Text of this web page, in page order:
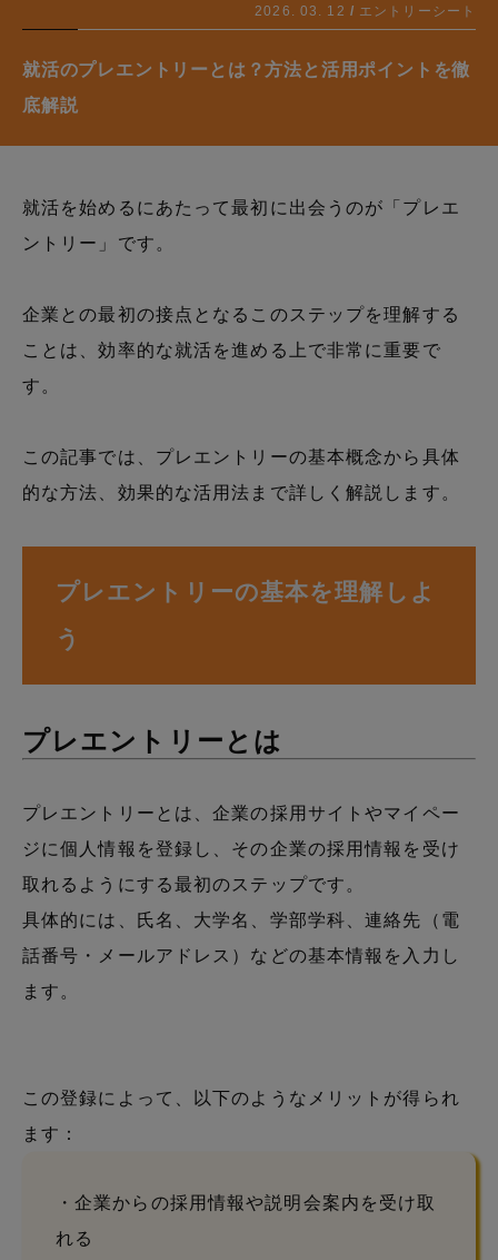
2026. 03. 12 エントリーシート
就活のプレエントリーとは？方法と活用ポイントを徹
底解説
就活を始めるにあたって最初に出会うのが「プレエ
ントリー」です。
企業との最初の接点となるこのステップを理解する
ことは、効率的な就活を進める上で非常に重要で
す。
この記事では、プレエントリーの基本概念から具体
的な方法、効果的な活用法まで詳しく解説します。
プレエントリーの基本を理解しよ
う
プレエントリーとは
プレエントリーとは、企業の採用サイトやマイペー
ジに個人情報を登録し、その企業の採用情報を受け
取れるようにする最初のステップです。
具体的には、氏名、大学名、学部学科、連絡先（電
話番号・メールアドレス）などの基本情報を入力し
ます。
この登録によって、以下のようなメリットが得られ
ます：
・企業からの採用情報や説明会案内を受け取
れる